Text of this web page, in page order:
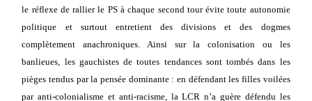
le réflexe de rallier le PS à chaque second tour évite toute autonomie
politique et surtout entretient des divisions et des dogmes
complètement anachroniques. Ainsi sur la colonisation ou les
banlieues, les gauchistes de toutes tendances sont tombés dans les
pièges tendus par la pensée dominante : en défendant les filles voilées
par anti-colonialisme et anti-racisme, la LCR n’a guère défendu les